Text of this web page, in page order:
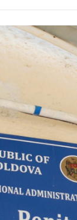
/
Linia
Dnestrovsk,